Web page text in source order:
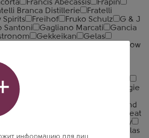
Francis Abecassis
Frapin
Branca Distillerie
Fratelli
Spirits Freihof Fruko Schulz
G & J
Santoni Gagliano Marcati
Gancia
Gekkeikan
Gelas
Glasgow
Distillery
Distillery
Distillery
Glenmorangie
& Co
Grand
Peureux
Great
Green Tree Distillery
Grupo Pellas
информацию для лиц